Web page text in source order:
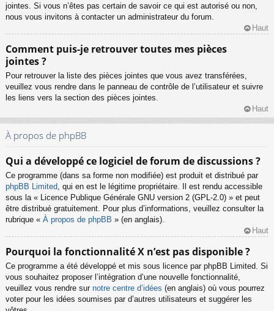
jointes. Si vous n’êtes pas certain de savoir ce qui est autorisé ou non,
nous vous invitons à contacter un administrateur du forum.
Haut
Comment puis-je retrouver toutes mes pièces
jointes ?
Pour retrouver la liste des pièces jointes que vous avez transférées,
veuillez vous rendre dans le panneau de contrôle de l’utilisateur et suivre
les liens vers la section des pièces jointes.
Haut
À propos de phpBB
Qui a développé ce logiciel de forum de discussions ?
Ce programme (dans sa forme non modifiée) est produit et distribué par
phpBB Limited, qui en est le légitime propriétaire. Il est rendu accessible
sous la « Licence Publique Générale GNU version 2 (GPL-2.0) » et peut
être distribué gratuitement. Pour plus d’informations, veuillez consulter la
rubrique « À propos de phpBB » (en anglais).
Haut
Pourquoi la fonctionnalité X n’est pas disponible ?
Ce programme a été développé et mis sous licence par phpBB Limited. Si
vous souhaitez proposer l’intégration d’une nouvelle fonctionnalité,
veuillez vous rendre sur notre centre d’idées (en anglais) où vous pourrez
voter pour les idées soumises par d’autres utilisateurs et suggérer les